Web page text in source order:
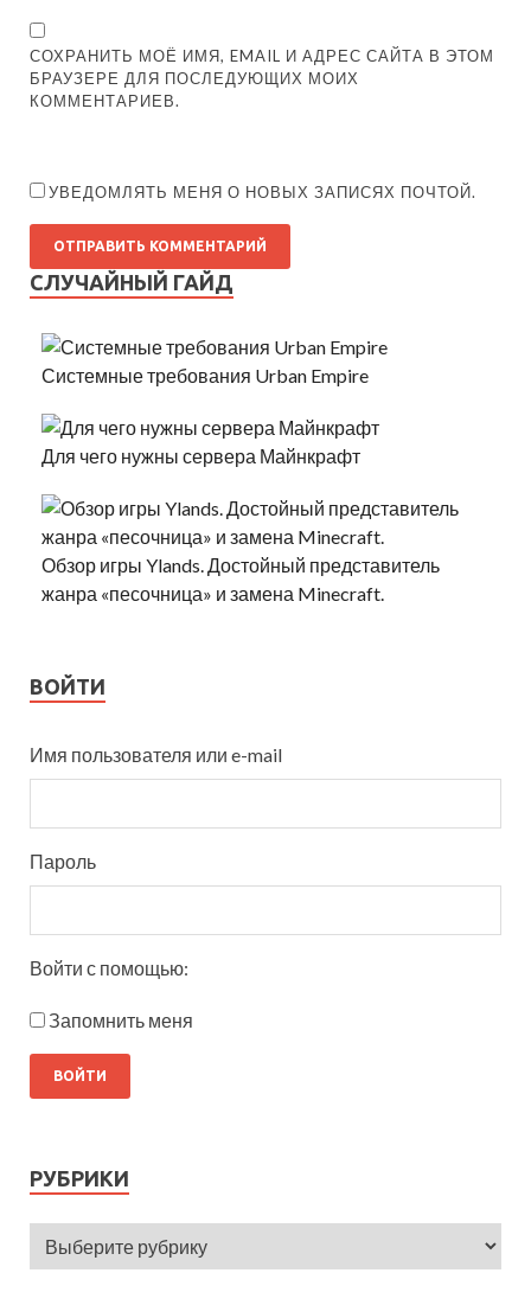
СОХРАНИТЬ МОЁ ИМЯ, EMAIL И АДРЕС САЙТА В ЭТОМ
БРАУЗЕРЕ ДЛЯ ПОСЛЕДУЮЩИХ МОИХ
КОММЕНТАРИЕВ.
УВЕДОМЛЯТЬ МЕНЯ О НОВЫХ ЗАПИСЯХ ПОЧТОЙ.
СЛУЧАЙНЫЙ ГАЙД
Системные требования Urban Empire
Для чего нужны сервера Майнкрафт
Обзор игры Ylands. Достойный представитель
жанра «песочница» и замена Minecraft.
ВОЙТИ
Имя пользователя или e-mail
Пароль
Войти с помощью:
Запомнить меня
РУБРИКИ